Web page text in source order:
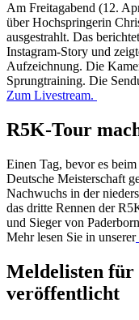
Am Freitagabend (12.
über Hochspringerin
ausgestrahlt. Das
Instagram-Story und
Aufzeichnung. Die
Sprungtraining. Die
Zum Livestream.
R5K-Tour
Einen Tag, bevor es
Deutsche Meisterschaft
Nachwuchs in der
das dritte Rennen der
und Sieger von
Mehr lesen Sie in unserer
Meldelisten für
veröffentlicht